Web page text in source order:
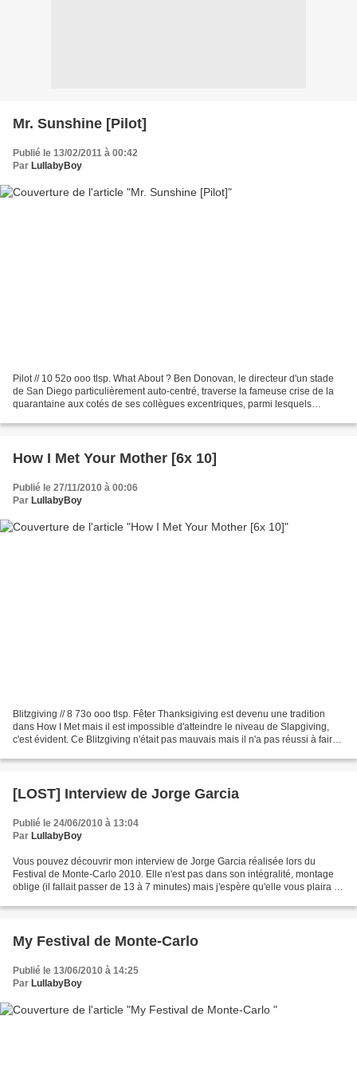
Mr. Sunshine [Pilot]
Publié le 13/02/2011 à 00:42
Par LullabyBoy
Pilot // 10 52o ooo tlsp. What About ? Ben Donovan, le directeur d'un stade
de San Diego particulièrement auto-centré, traverse la fameuse crise de la
quarantaine aux cotés de ses collègues excentriques, parmi lesquels
How I Met Your Mother [6x 10]
Publié le 27/11/2010 à 00:06
Par LullabyBoy
Blitzgiving // 8 73o ooo tlsp. Fêter Thanksigiving est devenu une tradition
dans How I Met mais il est impossible d'atteindre le niveau de Slapgiving,
c'est évident. Ce Blitzgiving n'était pas mauvais mais il n'a pas réussi à faire
[LOST] Interview de Jorge Garcia
Publié le 24/06/2010 à 13:04
Par LullabyBoy
Vous pouvez découvrir mon interview de Jorge Garcia réalisée lors du
Festival de Monte-Carlo 2010. Elle n'est pas dans son intégralité, montage
oblige (il fallait passer de 13 à 7 minutes) mais j'espère qu'elle vous plaira !
My Festival de Monte-Carlo
Publié le 13/06/2010 à 14:25
Par LullabyBoy